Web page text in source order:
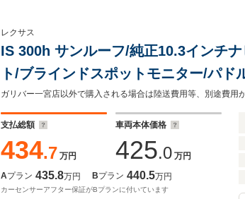
レクサス
IS 300h サンルーフ/純正10.3インチ
ト/ブラインドスポットモニター/パ
シートヒーター/パワーシート/純正ア
支払総額
434.7 万円
車両本体価格
425.0 万円
Aプラン 435.8万円 Bプラン 440.5万円
カーセンサーアフター保証がBプランに付いています